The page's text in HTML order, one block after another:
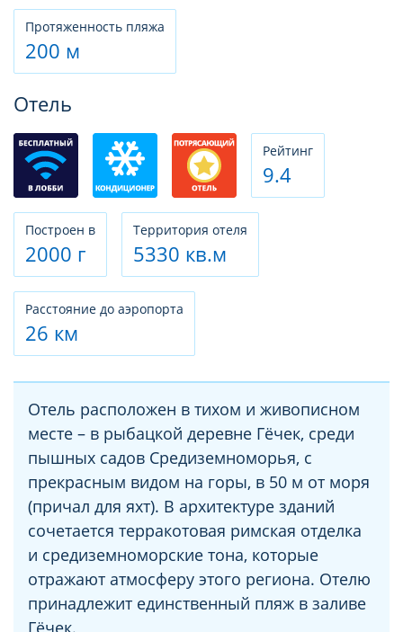
Протяженность пляжа
200 м
Отель
Рeйтинг
9.4
Построен в
2000 г
Территория отеля
5330 кв.м
Расстояние до аэропорта
26 км
Отель расположен в тихом и живописном
месте – в рыбацкой деревне Гёчек, среди
пышных садов Средиземноморья, с
прекрасным видом на горы, в 50 м от моря
(причал для яхт). В архитектуре зданий
сочетается терракотовая римская отделка
и средиземноморские тона, которые
отражают атмосферу этого региона. Отелю
принадлежит единственный пляж в заливе
Гёчек.